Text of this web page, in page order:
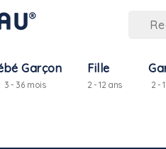
Garçon
3 - 36 mois
Fille
2 - 12 ans 2 -